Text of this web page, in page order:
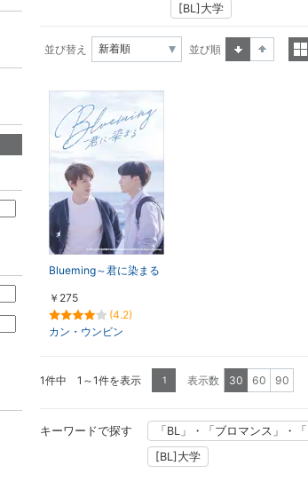
[BL]大学
並び替え
並び順
Blueming～君に染まる
￥275
(4.2)
カン・ウンビン
1件中 1～1件を表示 1 表示数 30 60 90
キーワードで探す 「BL」・「ブロマンス」・
[BL]大学